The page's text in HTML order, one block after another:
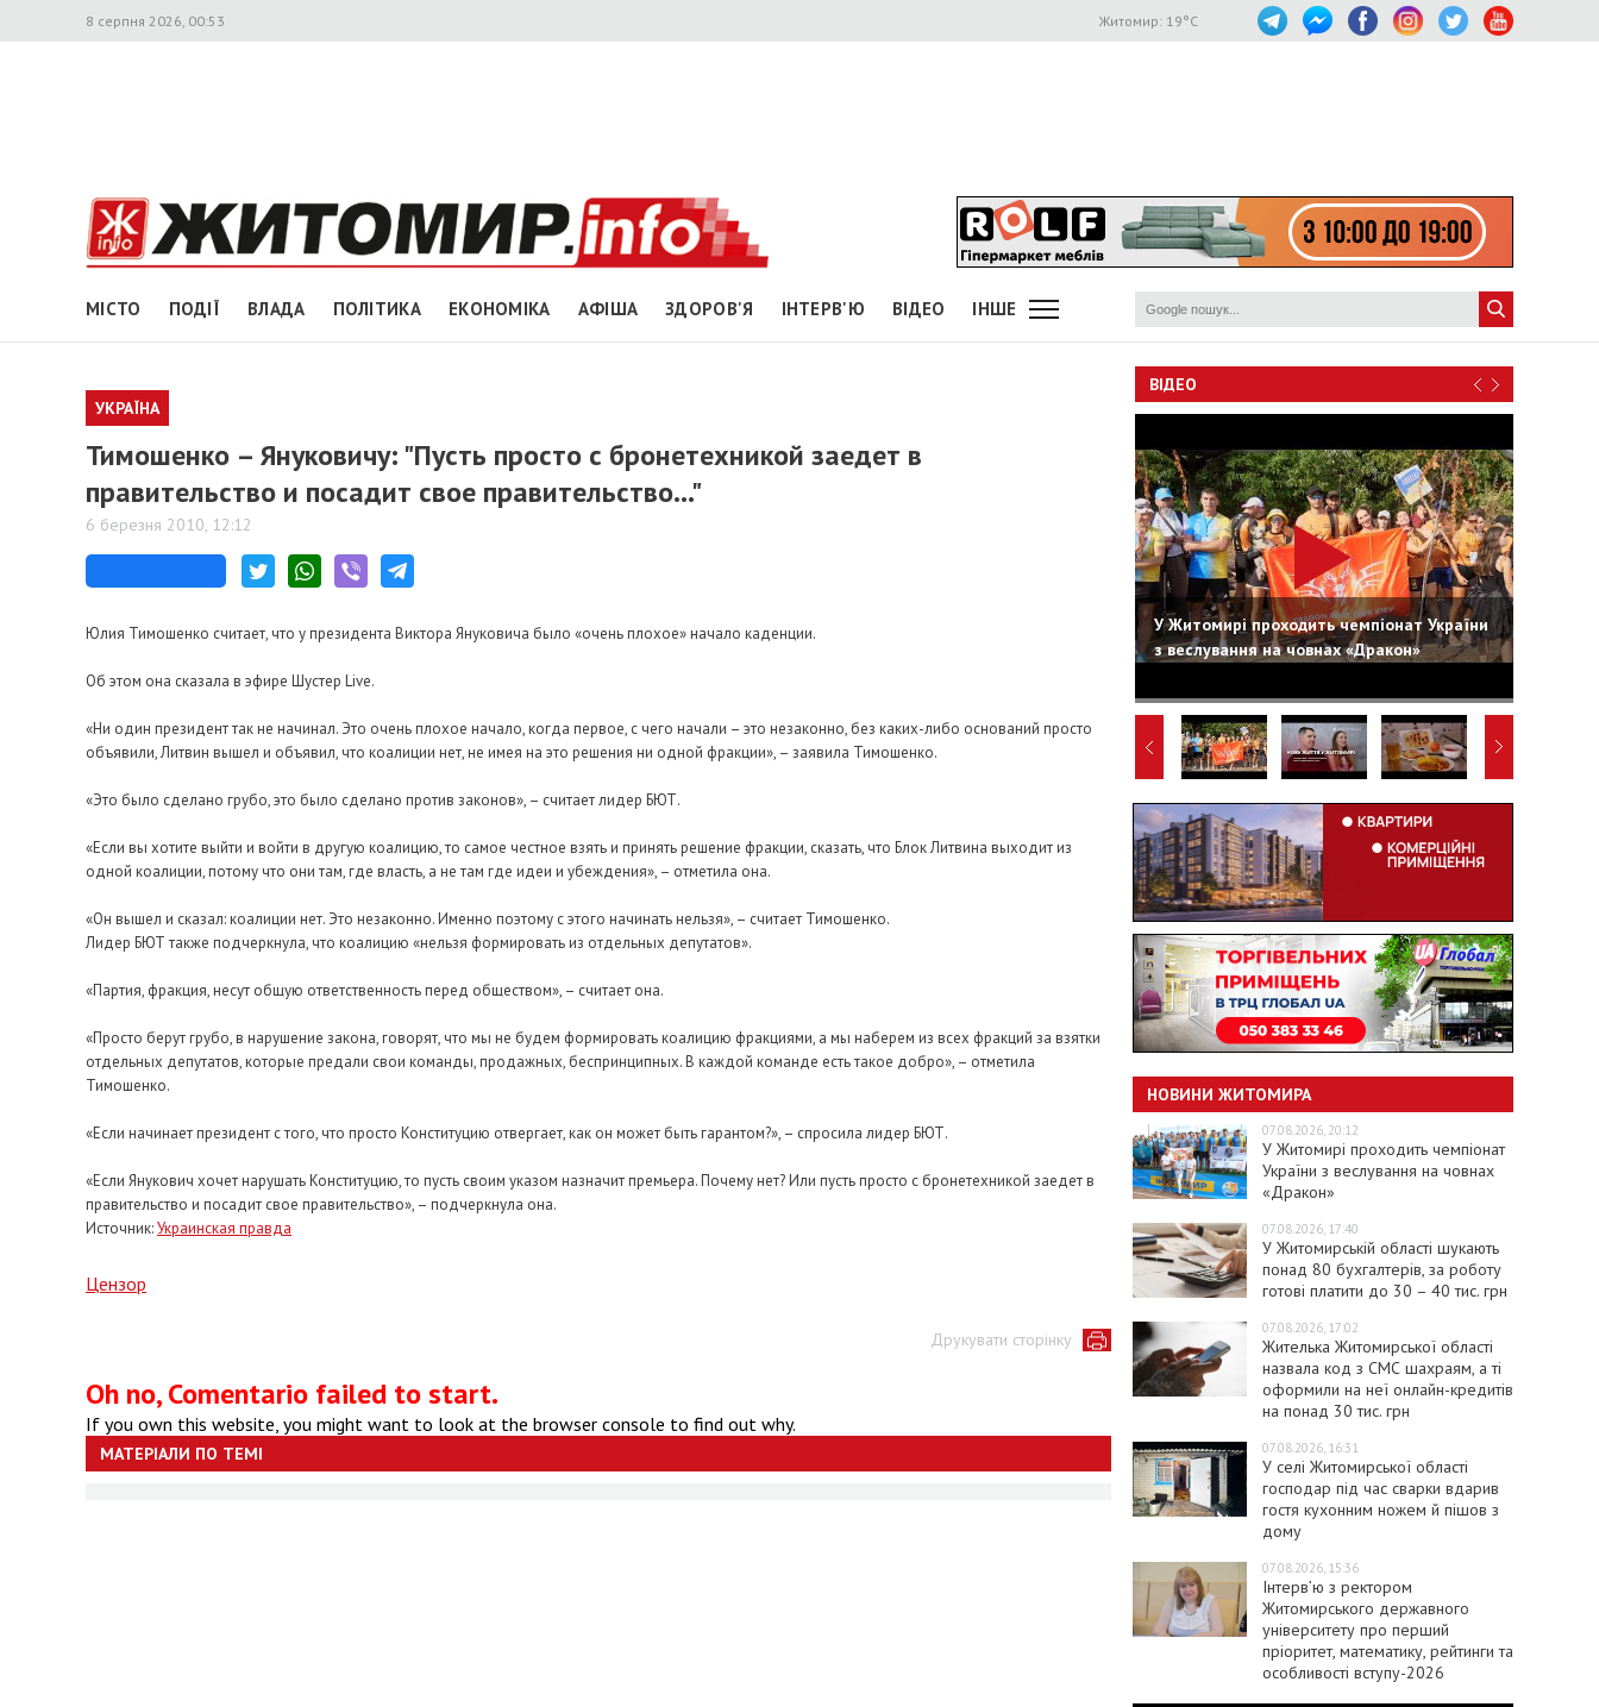
8 серпня 2026, 00:53 Житомир: 19°C
МІСТО ПОДІЇ ВЛАДА ПОЛІТИКА ЕКОНОМІКА АФІША ЗДОРОВ'Я ІНТЕРВ'Ю ВІДЕО ІНШЕ
УКРАЇНА
Тимошенко – Януковичу: "Пусть просто с бронетехникой заедет в
правительство и посадит свое правительство…"
6 березня 2010, 12:12
Юлия Тимошенко считает, что у президента Виктора Януковича было «очень плохое» начало каденции.
Об этом она сказала в эфире Шустер Live.
«Ни один президент так не начинал. Это очень плохое начало, когда первое, с чего начали – это незаконно, без каких-либо оснований просто
объявили, Литвин вышел и объявил, что коалиции нет, не имея на это решения ни одной фракции», – заявила Тимошенко.
«Это было сделано грубо, это было сделано против законов», – считает лидер БЮТ.
«Если вы хотите выйти и войти в другую коалицию, то самое честное взять и принять решение фракции, сказать, что Блок Литвина выходит из
одной коалиции, потому что они там, где власть, а не там где идеи и убеждения», – отметила она.
«Он вышел и сказал: коалиции нет. Это незаконно. Именно поэтому с этого начинать нельзя», – считает Тимошенко.
Лидер БЮТ также подчеркнула, что коалицию «нельзя формировать из отдельных депутатов».
«Партия, фракция, несут общую ответственность перед обществом», – считает она.
«Просто берут грубо, в нарушение закона, говорят, что мы не будем формировать коалицию фракциями, а мы наберем из всех фракций за взятки
отдельных депутатов, которые предали свои команды, продажных, беспринципных. В каждой команде есть такое добро», – отметила
Тимошенко.
«Если начинает президент с того, что просто Конституцию отвергает, как он может быть гарантом?», – спросила лидер БЮТ.
«Если Янукович хочет нарушать Конституцию, то пусть своим указом назначит премьера. Почему нет? Или пусть просто с бронетехникой заедет в
правительство и посадит свое правительство», – подчеркнула она.
Источник:Украинская правда
Цензор
Друкувати сторінку
Oh no, Comentario failed to start.
If you own this website, you might want to look at the browser console to find out why.
МАТЕРІАЛИ ПО ТЕМІ
ВІДЕО
У Житомирі проходить чемпіонат України
з веслування на човнах «Дракон»
НОВИНИ ЖИТОМИРА
07.08.2026, 20:12
У Житомирі проходить чемпіонат
України з веслування на човнах
«Дракон»
07.08.2026, 17:40
У Житомирській області шукають
понад 80 бухгалтерів, за роботу
готові платити до 30 – 40 тис. грн
07.08.2026, 17:02
Жителька Житомирської області
назвала код з СМС шахраям, а ті
оформили на неї онлайн-кредитів
на понад 30 тис. грн
07.08.2026, 16:31
У селі Житомирської області
господар під час сварки вдарив
гостя кухонним ножем й пішов з
дому
07.08.2026, 15:36
Інтерв’ю з ректором
Житомирського державного
університету про перший
пріоритет, математику, рейтинги та
особливості вступу-2026